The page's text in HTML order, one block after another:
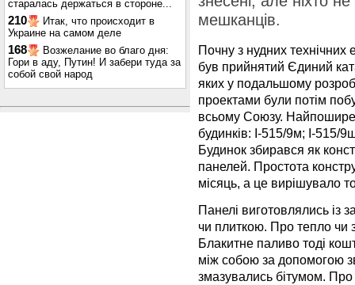
старалась держаться в стороне...
210
Итак, что происходит в
Украине на самом деле
168
Возжелание во благо дня:
Гори в аду, Путин! И забери туда за
собой свой народ
мешканців.
Почну з нудних
був прийнятий Єдиний
яких у подальшому
проектами були потім
всьому Союзу.
будинків: I-515/9м; I-515/
Будинок збирався як
панелей. Простота
місяць, а це вирішувало
Панелі виготовлялись із
чи плиткою. Про тепло чи
Блакитне паливо тоді
між собою за допомогою
змазувались бітумом. Про